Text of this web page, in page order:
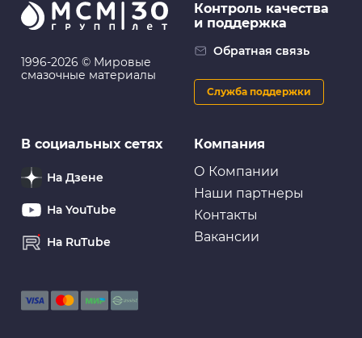
1996-2026 © Мировые
смазочные материалы
Компания
О Компании
Наши партнеры
Контакты
Вакансии
Контроль качества
и поддержка
Обратная связь
Служба поддержки
В социальных сетях
На Дзене
На YouTube
На RuTube